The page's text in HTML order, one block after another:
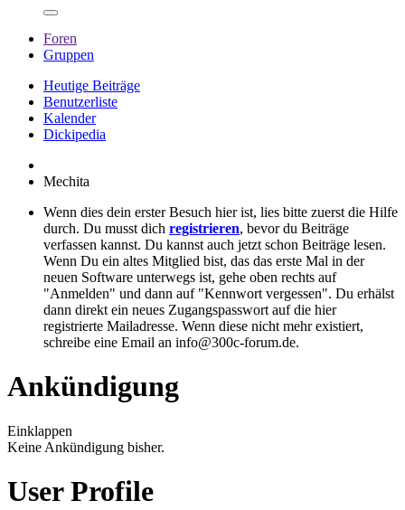
Foren
Gruppen
Heutige Beiträge
Benutzerliste
Kalender
Dickipedia
Mechita
Wenn dies dein erster Besuch hier ist, lies bitte zuerst die Hilfe
durch. Du musst dich registrieren, bevor du Beiträge
verfassen kannst. Du kannst auch jetzt schon Beiträge lesen.
Wenn Du ein altes Mitglied bist, das das erste Mal in der
neuen Software unterwegs ist, gehe oben rechts auf
"Anmelden" und dann auf "Kennwort vergessen". Du erhälst
dann direkt ein neues Zugangspasswort auf die hier
registrierte Mailadresse. Wenn diese nicht mehr existiert,
schreibe eine Email an info@300c-forum.de.
Ankündigung
Einklappen
Keine Ankündigung bisher.
User Profile